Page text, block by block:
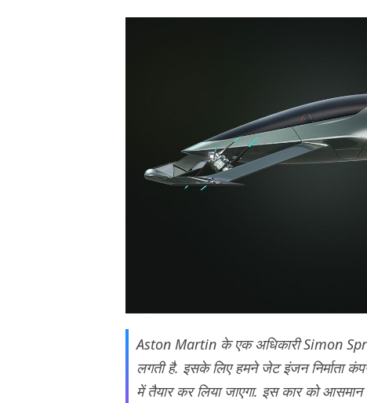
Aston Martin के एक अधिकारी Simon
लगती है. इसके लिए हमने जेट इंजन निर्माता
में तैयार कर लिया जाएगा. इस कार को आसमान